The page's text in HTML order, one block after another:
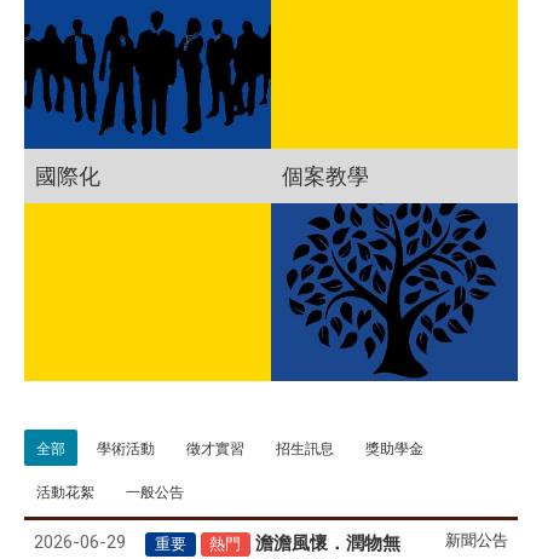
國際化 個案教學
全部 學術活動 徵才實習 招生訊息 獎助學金
活動花絮 一般公告
2026-06-29 重要 熱門
澹澹風懷．潤物無
新聞公告